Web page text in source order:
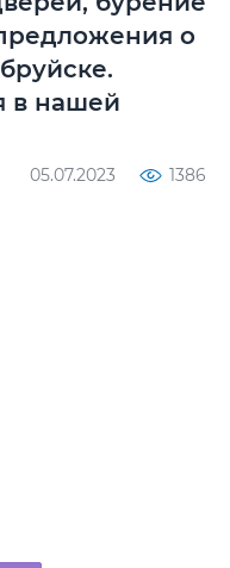
о
в нашей
05.07.2023 1386